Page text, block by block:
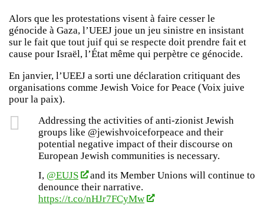
Alors que les protestations visent à faire cesser le
génocide à Gaza, l’UEEJ joue un jeu sinistre en insistant
sur le fait que tout juif qui se respecte doit prendre fait et
cause pour Israël, l’État même qui perpètre ce génocide.
En janvier, l’UEEJ a sorti une déclaration critiquant des
organisations comme Jewish Voice for Peace (Voix juive
pour la paix).
Addressing the activities of anti-zionist Jewish
groups like @jewishvoiceforpeace and their
potential negative impact of their discourse on
European Jewish communities is necessary.
I, @EUJS
and its Member Unions will continue to
denounce their narrative.
https://t.co/nHJr7FCyMw